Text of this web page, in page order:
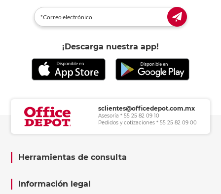
¡Descarga nuestra app!
sclientes@officedepot.com.mx
Asesoría * 55 25 82 09 10
Pedidos y cotizaciones * 55 25 82 09 00
Herramientas de consulta
Información legal